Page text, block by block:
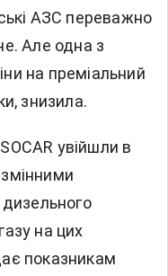
АЗС переважно
Але одна з
на преміальний
знизила.
увійшли в
дизельного
на цих
показникам